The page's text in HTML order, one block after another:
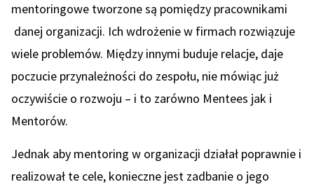
mentoringowe tworzone są pomiędzy pracownikami
danej organizacji. Ich wdrożenie w firmach rozwiązuje
wiele problemów. Między innymi buduje relacje, daje
poczucie przynależności do zespołu, nie mówiąc już
oczywiście o rozwoju – i to zarówno Mentees jak i
Mentorów.
Jednak aby mentoring w organizacji działał poprawnie i
realizował te cele, konieczne jest zadbanie o jego